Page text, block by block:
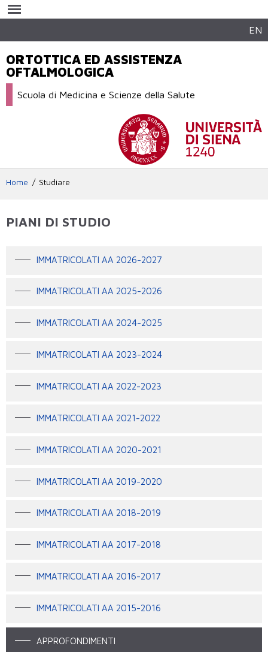
contenuto
EN
ORTOTTICA ED ASSISTENZA
OFTALMOLOGICA
Scuola di Medicina e Scienze della Salute
Home Studiare
PIANI DI STUDIO
IMMATRICOLATI AA 2026-2027
IMMATRICOLATI AA 2025-2026
IMMATRICOLATI AA 2024-2025
IMMATRICOLATI AA 2023-2024
IMMATRICOLATI AA 2022-2023
IMMATRICOLATI AA 2021-2022
IMMATRICOLATI AA 2020-2021
IMMATRICOLATI AA 2019-2020
IMMATRICOLATI AA 2018-2019
IMMATRICOLATI AA 2017-2018
IMMATRICOLATI AA 2016-2017
IMMATRICOLATI AA 2015-2016
APPROFONDIMENTI